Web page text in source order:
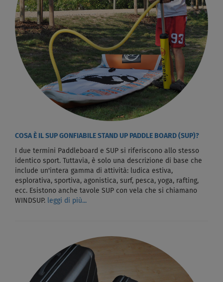
COSA È IL SUP GONFIABILE STAND UP PADDLE BOARD (SUP)?
I due termini Paddleboard e SUP si riferiscono allo stesso
identico sport. Tuttavia, è solo una descrizione di base che
include un'intera gamma di attività: ludica estiva,
esplorativa, sportiva, agonistica, surf, pesca, yoga, rafting,
ecc. Esistono anche tavole SUP con vela che si chiamano
WINDSUP. leggi di più...